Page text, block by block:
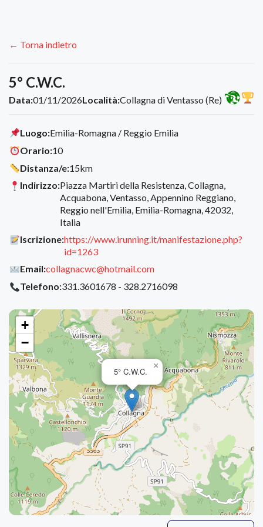
← Torna indietro
5° C.W.C.
Data:01/11/2026Località:Collagna di Ventasso (Re)
Luogo:Emilia-Romagna / Reggio Emilia
Orario:10
Distanza/e:15km
Indirizzo:Piazza Martiri della Resistenza, Collagna,
Acquabona, Ventasso, Appennino Reggiano,
Reggio nell'Emilia, Emilia-Romagna, 42032,
Italia
Iscrizione:https://www.irunning.it/manifestazione.php?
id=1263
Email:collagnacwc@hotmail.com
Telefono:331.3601678 - 328.2716098
5° C.W.C.
×
+
−